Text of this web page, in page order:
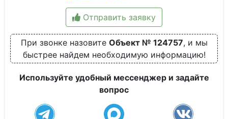
Отправить заявку
При звонке назовите Объект № 124757, и мы
быстрее найдем необходимую информацию!
Используйте удобный мессенджер и задайте
вопрос